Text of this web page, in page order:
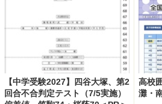
【中学受験2027】四谷大塚、第2
回合不合判定テスト（7/5実施）
高校
灘・